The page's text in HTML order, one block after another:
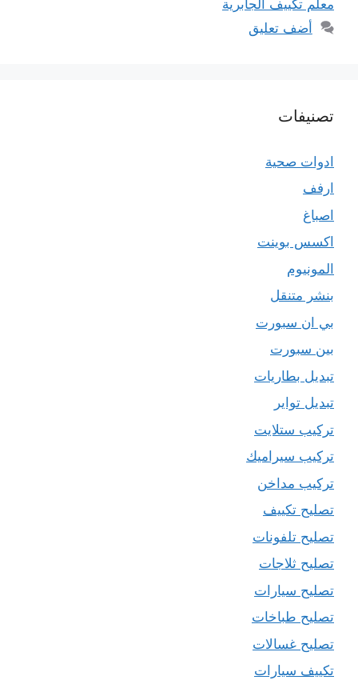
معلم تكييف الجابرية
أضف تعليق
تصنيفات
ادوات صحية
ارفف
اصباغ
اكسس بوينت
المونيوم
بنشر متنقل
بي ان سبورت
بين سبورت
تبديل بطاريات
تبديل تواير
تركيب ستلايت
تركيب سيراميك
تركيب مداخن
تصليح تكييف
تصليح تلفونات
تصليح ثلاجات
تصليح سيارات
تصليح طباخات
تصليح غسالات
تكييف سيارات